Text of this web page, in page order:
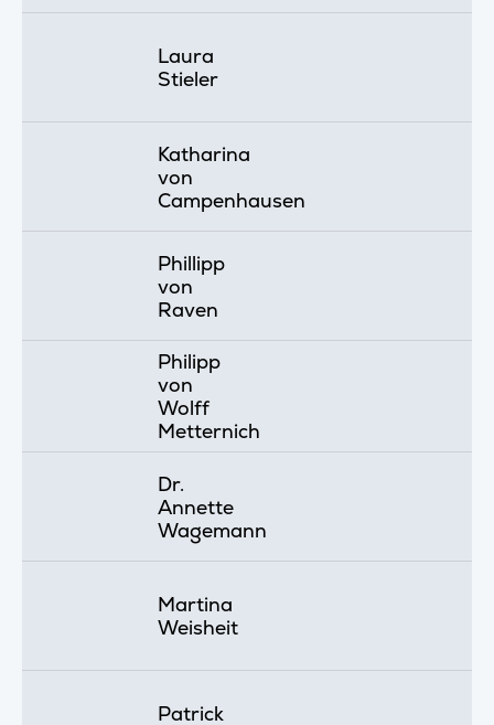
Laura
Stieler
Katharina
von
Campenhausen
Phillipp
von
Raven
Philipp
von
Wolff
Metternich
Dr.
Annette
Wagemann
Martina
Weisheit
Patrick